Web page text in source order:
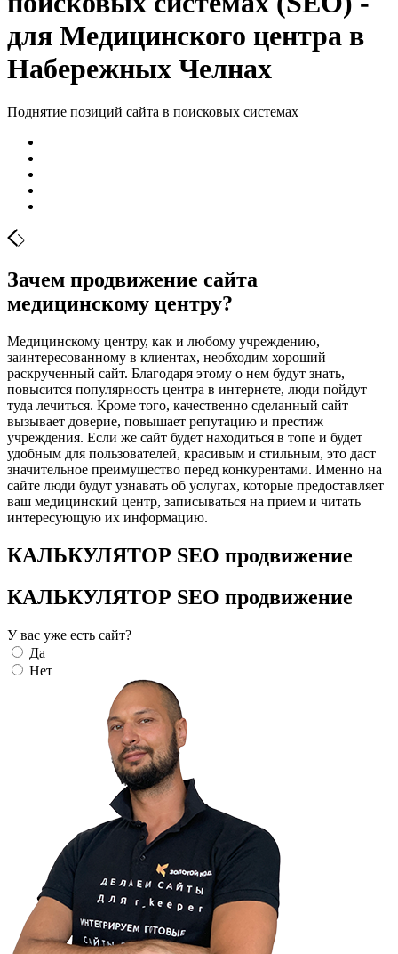
для Медицинского центра в
Набережных Челнах
Поднятие позиций сайта в поисковых системах
Зачем продвижение сайта
медицинскому центру?
Медицинскому центру, как и любому учреждению,
заинтересованному в клиентах, необходим хороший
раскрученный сайт. Благодаря этому о нем будут знать,
повысится популярность центра в интернете, люди пойдут
туда лечиться. Кроме того, качественно сделанный сайт
вызывает доверие, повышает репутацию и престиж
учреждения. Если же сайт будет находиться в топе и будет
удобным для пользователей, красивым и стильным, это даст
значительное преимущество перед конкурентами. Именно на
сайте люди будут узнавать об услугах, которые предоставляет
ваш медицинский центр, записываться на прием и читать
интересующую их информацию.
КАЛЬКУЛЯТОР SEO продвижение
КАЛЬКУЛЯТОР SEO продвижение
У вас уже есть сайт?
Да
Нет